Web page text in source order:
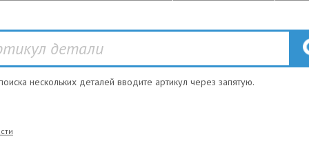
нескольких деталей вводите артикул через запятую.